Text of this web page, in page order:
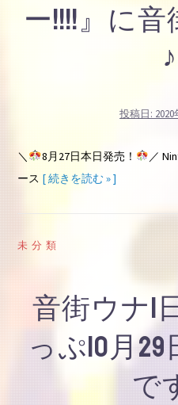
ー!!!!』に
♪
投稿日:
＼ 8月27日本日発売！
／
ース [ 続きを読む » ]
未分類
音街ウナ1
っぷ10月
で